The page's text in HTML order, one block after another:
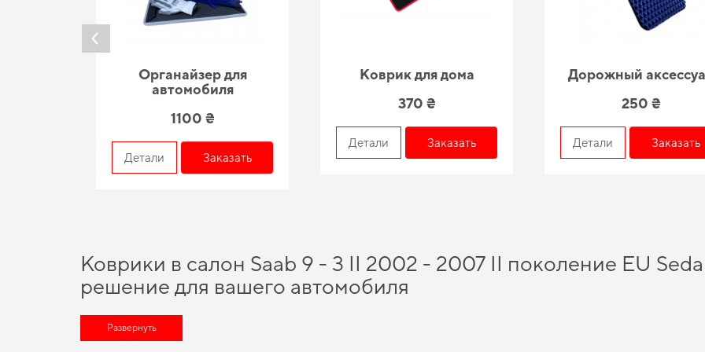
Органайзер для
автомобиля
1100 ₴
Детали Заказать
Коврик для дома
370 ₴
Детали Заказать
Дорожный
250 ₴
Детали Заказать
Коврики в салон Saab 9 - 3 II 2002 - 2007 II поколение EU
решение для вашего автомобиля
Технологии и инновации, на которых построено наше производство, помогут вам сэкономить время и средства, а именно
товары, сделанные из лучших материалов. Выбирайте практичные автомобильные аксессуары -
eva коврики заказатьстоит уже сегодня. Наш набор товаров позволяет пользователям удовлетворять все нужды их автомобилей, независимо
Развернуть